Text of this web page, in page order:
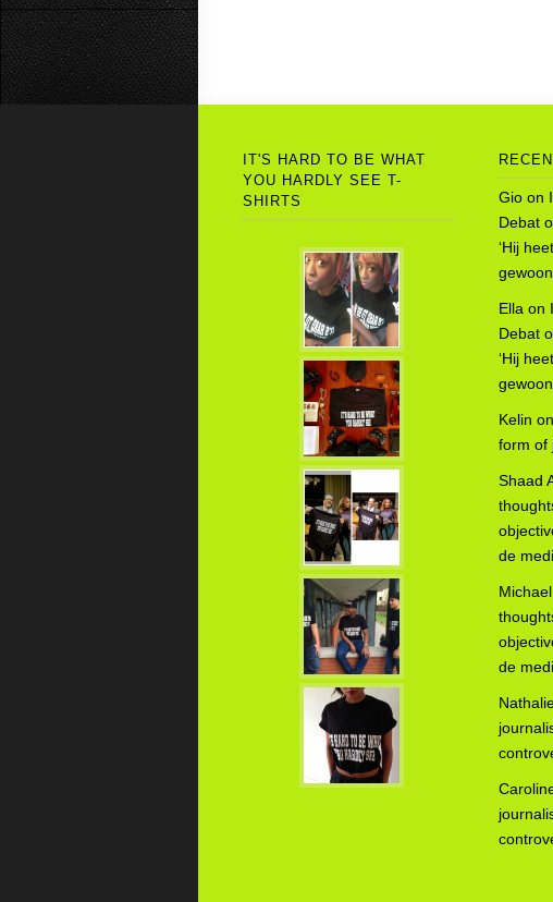
IT'S HARD TO BE WHAT
YOU HARDLY SEE T-
SHIRTS
Gio on
Debat
‘Hij
Ella on
Debat
‘Hij
Kelin on
form of
Shaad
de
Michael
de